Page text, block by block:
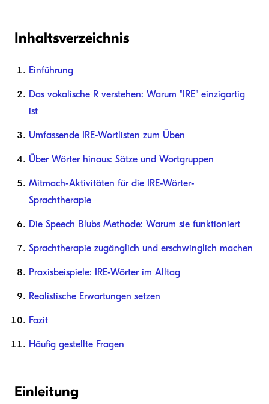
Inhaltsverzeichnis
Einführung
Das vokalische R verstehen: Warum "IRE" einzigartig
ist
Umfassende IRE-Wortlisten zum Üben
Über Wörter hinaus: Sätze und Wortgruppen
Mitmach-Aktivitäten für die IRE-Wörter-
Sprachtherapie
Die Speech Blubs Methode: Warum sie funktioniert
Sprachtherapie zugänglich und erschwinglich machen
Praxisbeispiele: IRE-Wörter im Alltag
Realistische Erwartungen setzen
Fazit
Häufig gestellte Fragen
Einleitung